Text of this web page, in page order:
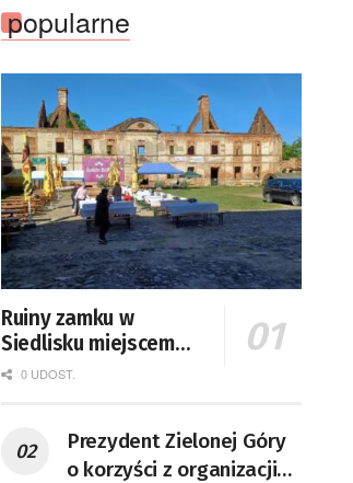
popularne
Ruiny zamku w
Siedlisku miejscem
święta plonów
0 UDOST.
Prezydent Zielonej Góry
o korzyści z organizacji